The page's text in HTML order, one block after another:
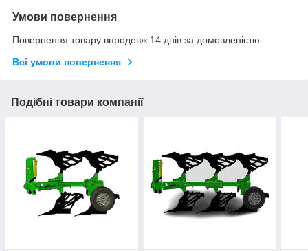
Умови повернення
Повернення товару впродовж 14 днів за домовленістю
Всі умови повернення
Подібні товари компанії